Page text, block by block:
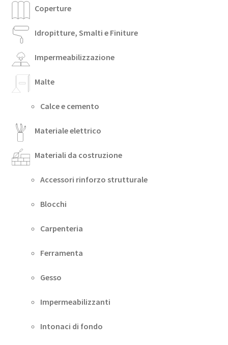
Coperture
Idropitture, Smalti e Finiture
Impermeabilizzazione
Malte
Calce e cemento
Materiale elettrico
Materiali da costruzione
Accessori rinforzo strutturale
Blocchi
Carpenteria
Ferramenta
Gesso
Impermeabilizzanti
Intonaci di fondo